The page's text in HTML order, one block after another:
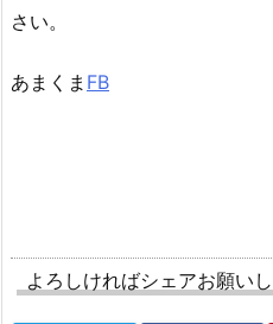
さい。
あまくま FB
よろしければシェアお願い